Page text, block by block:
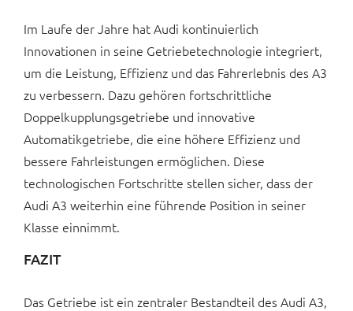
Im Laufe der Jahre hat Audi kontinuierlich
Innovationen in seine Getriebetechnologie integriert,
um die Leistung, Effizienz und das Fahrerlebnis des A3
zu verbessern. Dazu gehören fortschrittliche
Doppelkupplungsgetriebe und innovative
Automatikgetriebe, die eine höhere Effizienz und
bessere Fahrleistungen ermöglichen. Diese
technologischen Fortschritte stellen sicher, dass der
Audi A3 weiterhin eine führende Position in seiner
Klasse einnimmt.
FAZIT
Das Getriebe ist ein zentraler Bestandteil des Audi A3,